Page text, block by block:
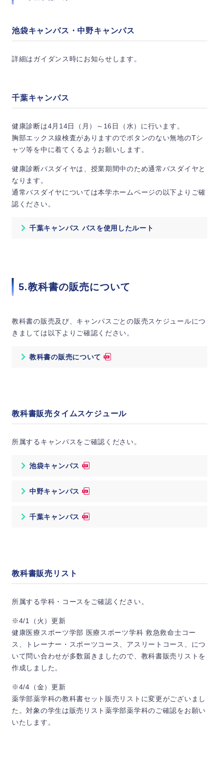
池袋キャンパス・中野キャンパス
詳細はガイダンス時にお知らせします。
千葉キャンパス
健康診断は4月14日（月）～16日（水）に行います。
胸部エックス線検査がありますのでボタンのない無地のTシ
ャツ等を中に着てくるようお願いします。
健康診断バスダイヤは、授業期間中のため通常バスダイヤと
なります。
通常バスダイヤについては本学ホームページの以下よりご確
認ください。
千葉キャンパス バスを使用したルート
5.教科書の販売について
教科書の販売及び、キャンパスごとの販売スケジュールにつ
きましては以下よりご確認ください。
教科書の販売について
教科書販売タイムスケジュール
所属するキャンパスをご確認ください。
池袋キャンパス
中野キャンパス
千葉キャンパス
教科書販売リスト
所属する学科・コースをご確認ください。
※4/1（火）更新
健康医療スポーツ学部 医療スポーツ学科 救急救命士コー
ス、トレーナー・スポーツコース、アスリートコース、につ
いて問い合わせが多数届きましたので、教科書販売リストを
作成しました。
※4/4（金）更新
薬学部薬学科の教科書セット販売リストに変更がございまし
た。対象の学生は販売リスト薬学部薬学科のご確認をお願い
いたします。